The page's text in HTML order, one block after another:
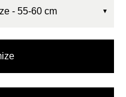
- 55-60 cm